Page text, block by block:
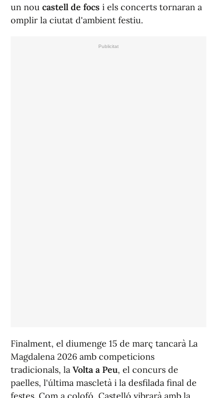
un nou castell de focs i els concerts tornaran a
omplir la ciutat d'ambient festiu.
Finalment, el diumenge 15 de març tancarà La
Magdalena 2026 amb competicions
tradicionals, la Volta a Peu, el concurs de
paelles, l'última mascletà i la desfilada final de
festes. Com a colofó, Castelló vibrarà amb la